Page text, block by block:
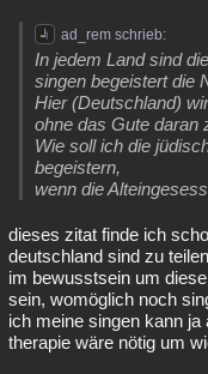
ad_rem schrieb:
In jedem Land sind
singen begeistert die
Hier (Deutschland)
ohne das Gute daran
Wie soll ich die
begeistern,
wenn die
dieses zitat finde ich
deutschland sind zu
im bewusstsein um
sein, womöglich noch
ich meine singen kann
therapie wäre nötig um